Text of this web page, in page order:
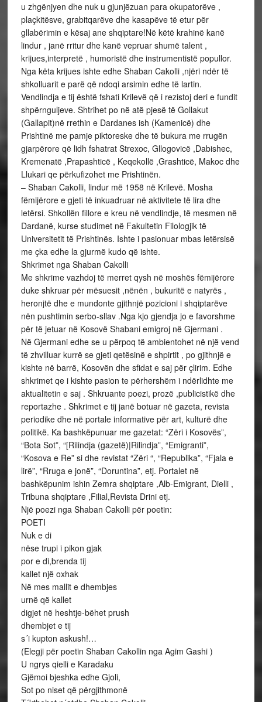
u zhgënjyen dhe nuk u gjunjëzuan para okupatorëve ,
plaçkitësve, grabitqarëve dhe kasapëve të etur për
gllabërimin e kësaj ane shqiptare!Në këtë krahinë kanë
lindur , janë rritur dhe kanë vepruar shumë talent ,
krijues,interpretë , humoristë dhe instrumentistë popullor.
Nga këta krijues ishte edhe Shaban Cakolli ,njëri ndër të
shkolluarit e parë që ndoqi arsimin edhe të lartin.
Vendlindja e tij është fshati Krilevë që i rezistoj deri e fundit
shpërnguljeve. Shtrihet po në atë pjesë të Gollakut
(Gallapit)në rrethin e Dardanes ish (Kamenicë) dhe
Prishtinë me pamje piktoreske dhe të bukura me rrugën
gjarpërore që lidh fshatrat Strexoc, Gllogovicë ,Dabishec,
Kremenatë ,Prapashticë , Keqekollë ,Grashticë, Makoc dhe
Llukari qe përkufizohet me Prishtinën.
– Shaban Cakolli, lindur më 1958 në Krilevë. Mosha
fëmijërore e gjeti të inkuadruar në aktivitete të lira dhe
letërsi. Shkollën fillore e kreu në vendlindje, të mesmen në
Dardanë, kurse studimet në Fakultetin Filologjik të
Universitetit të Prishtinës. Ishte i pasionuar mbas letërsisë
me çka edhe la gjurmë kudo që ishte.
Shkrimet nga Shaban Cakolli
Me shkrime vazhdoj të merret qysh në moshës fëmijërore
duke shkruar për mësuesit ,nënën , bukuritë e natyrës ,
heronjtë dhe e mundonte gjithnjë pozicioni i shqiptarëve
nën pushtimin serbo-sllav .Nga kjo gjendja jo e favorshme
për të jetuar në Kosovë Shabani emigroj në Gjermani .
Në Gjermani edhe se u përpoq të ambientohet në një vend
të zhvilluar kurrë se gjeti qetësinë e shpirtit , po gjithnjë e
kishte në barrë, Kosovën dhe sfidat e saj për çlirim. Edhe
shkrimet qe i kishte pasion te përhershëm i ndërlidhte me
aktualitetin e saj . Shkruante poezi, prozë ,publicistikë dhe
reportazhe . Shkrimet e tij janë botuar në gazeta, revista
periodike dhe në portale informative për art, kulturë dhe
politikë. Ka bashkëpunuar me gazetat: “Zëri i Kosovës”,
“Bota Sot”, “[Rilindja (gazetë)|Rilindja”, “Emigranti”,
“Kosova e Re” si dhe revistat “Zëri “, “Republika”, “Fjala e
lirë”, “Rruga e jonë”, “Doruntina”, etj. Portalet në
bashkëpunim ishin Zemra shqiptare ,Alb-Emigrant, Dielli ,
Tribuna shqiptare ,Filial,Revista Drini etj.
Një poezi nga Shaban Cakolli për poetin:
POETI
Nuk e di
nëse trupi i pikon gjak
por e di,brenda tij
kallet një oxhak
Në mes mallit e dhembjes
urnë që kallet
digjet në heshtje-bëhet prush
dhembjet e tij
s´i kupton askush!…
(Elegji për poetin Shaban Cakollin nga Agim Gashi )
U ngrys qielli e Karadaku
Gjëmoi bjeshka edhe Gjoli,
Sot po niset që përgjithmonë